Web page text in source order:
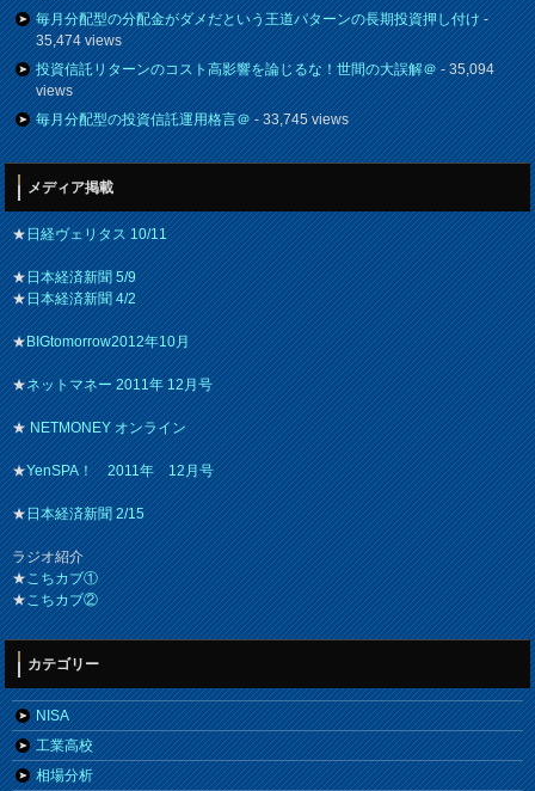
毎月分配型の分配金がダメだという王道パターンの長期投資押し付け-
35,474 views
投資信託リターンのコスト高影響を論じるな！世間の大誤解＠- 35,094
views
毎月分配型の投資信託運用格言＠- 33,745 views
メディア掲載
★日経ヴェリタス 10/11
★日本経済新聞 5/9
★日本経済新聞 4/2
★BIGtomorrow2012年10月
★ネットマネー 2011年 12月号
★NETMONEY オンライン
★YenSPA！ 2011年 12月号
★日本経済新聞 2/15
ラジオ紹介
★こちカブ①
★こちカブ②
カテゴリー
NISA
工業高校
相場分析